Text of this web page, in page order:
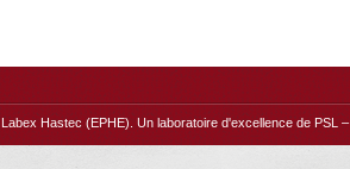
Labex Hastec (EPHE) . Un laboratoire d'excellence de